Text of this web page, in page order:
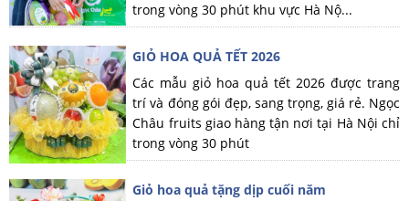
trong vòng 30 phút khu vực Hà Nộ...
GIỎ HOA QUẢ TẾT 2026
Các mẫu giỏ hoa quả tết 2026 được trang
trí và đóng gói đẹp, sang trọng, giá rẻ. Ngọc
Châu fruits giao hàng tận nơi tại Hà Nội chỉ
trong vòng 30 phút
Giỏ hoa quả tặng dịp cuối năm